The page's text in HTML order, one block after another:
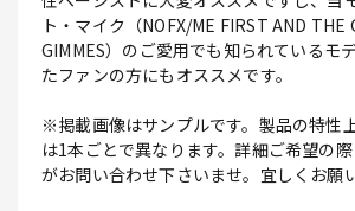
ト・マイク（NOFX/ME FIRST AND THE
GIMMES）のご愛用でも知られているモ
たファンの方にもオススメです。
※掲載画像はサンプルです。製品の特性
は1本ごとで異なります。詳細ご希望の
がお問い合わせ下さいませ。宜しくお願